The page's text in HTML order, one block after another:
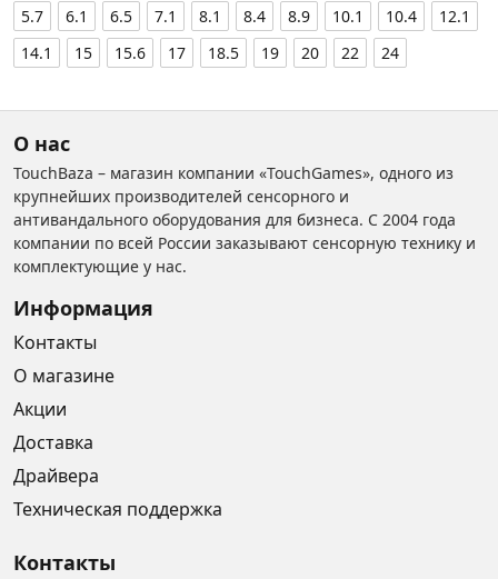
5.7 6.1 6.5 7.1 8.1 8.4 8.9 10.1 10.4
12.1
14.1
15 15.6 17 18.5 19 20 22 24
О нас
TouchBaza – магазин компании «TouchGames», одного из
крупнейших производителей сенсорного и
антивандального оборудования для бизнеса. С 2004 года
компании по всей России заказывают сенсорную технику и
комплектующие у нас.
Информация
Контакты
О магазине
Акции
Доставка
Драйвера
Техническая поддержка
Контакты